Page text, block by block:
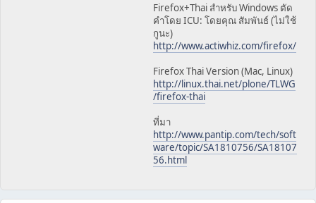
Firefox+Thai สำหรับ Windows ตัด
คำโดย ICU: โดยคุณ สัมพันธ์ (ไม่ใช้
กูนะ)
http://www.actiwhiz.com/firefox/
Firefox Thai Version (Mac, Linux)
http://linux.thai.net/plone/TLWG
/firefox-thai
ที่มา
http://www.pantip.com/tech/soft
ware/topic/SA1810756/SA18107
56.html